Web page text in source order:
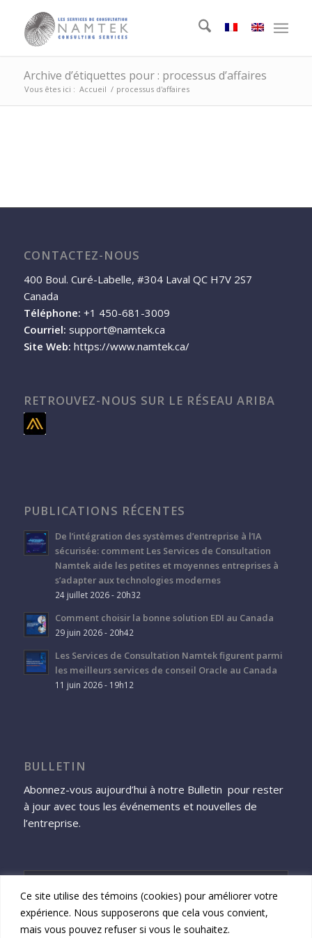
Ce site utilise des témoins (cookies) pour améliorer votre
expérience. Nous supposerons que cela vous convient,
mais vous pouvez refuser si vous le souhaitez.
Archive d’étiquettes pour : processus d’affaires
Vous êtes ici : Accueil / processus d'affaires
CONTACTEZ-NOUS
400 Boul. Curé-Labelle, #304 Laval QC H7V 2S7
Canada
Téléphone: +1 450-681-3009
Courriel: support@namtek.ca
Site Web: https://www.namtek.ca/
RETROUVEZ-NOUS SUR LE RÉSEAU ARIBA
PUBLICATIONS RÉCENTES
De l’intégration des systèmes d’entreprise à l’IA
sécurisée: comment Les Services de Consultation
Namtek aide les petites et moyennes entreprises à
s’adapter aux technologies modernes
24 juillet 2026 - 20h32
Comment choisir la bonne solution EDI au Canada
29 juin 2026 - 20h42
Les Services de Consultation Namtek figurent parmi
les meilleurs services de conseil Oracle au Canada
11 juin 2026 - 19h12
BULLETIN
Abonnez-vous aujourd’hui à notre Bulletin pour rester
à jour avec tous les événements et nouvelles de
l’entreprise.
S'inscrire